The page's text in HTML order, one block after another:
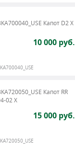
Капот D2 X
10 000 руб.
Капот RR
02 X
15 000 руб.